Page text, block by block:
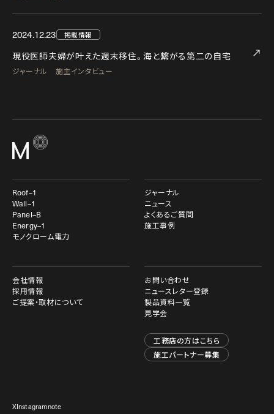
2024.12.23 掲載情報
現役医師夫婦が叶えた週末移住。海と繋がる第二の自宅
ジャーナル 施主インタビュー
Roof–1
Wall–1
Panel–B
Energy–1
モノクローム電力
ジャーナル
ニュース
よくあるご質問
施工事例
会社情報
採用情報
ご提案・取材について
お問い合わせ
ニュースレター登録
製品資料一覧
見学会
工務店の方はこちら
施工パートナー募集
XInstagramnote